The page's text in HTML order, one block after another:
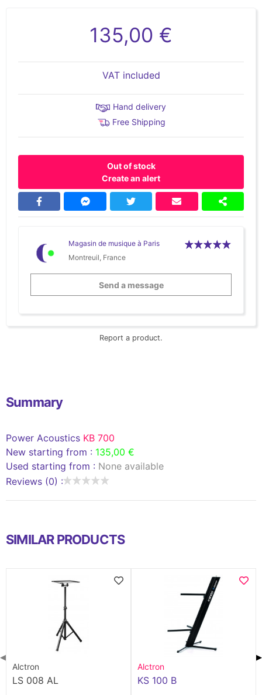
135,00 €
VAT included
Hand delivery
Free Shipping
Out of stock
Create an alert
Magasin de musique à Paris
Montreuil, France
Send a message
Report a product.
Summary
Power Acoustics KB 700
New starting from : 135,00 €
Used starting from : None available
Reviews (0) :
SIMILAR PRODUCTS
Alctron
LS 008 AL
Alctron
KS 100 B
◀ ▶